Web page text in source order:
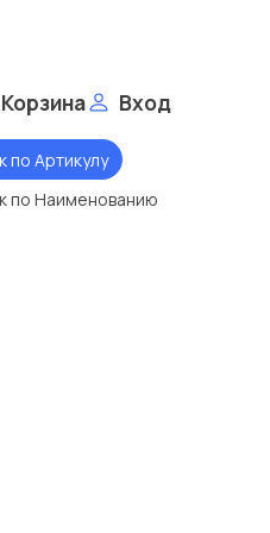
Корзина Вход
по Артикулу
по Наименованию